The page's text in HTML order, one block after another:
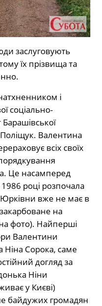
заслуговують
їх прізвища та
і
соціально-
Барашівської
Валентина
всіх своїх
Це насамперед
році розпочала
вже не має в
закарбоване на
фото). Найперші
Валентини
Ніна Сорока, саме
догляд за
Ніни
у Києві)
байдужих громадян